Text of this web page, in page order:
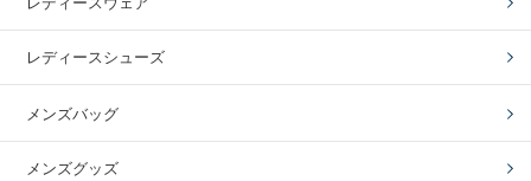
レディースシューズ
メンズバッグ
メンズグッズ